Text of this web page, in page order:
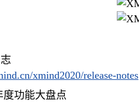
xmind2020/release-notes
度功能大盘点